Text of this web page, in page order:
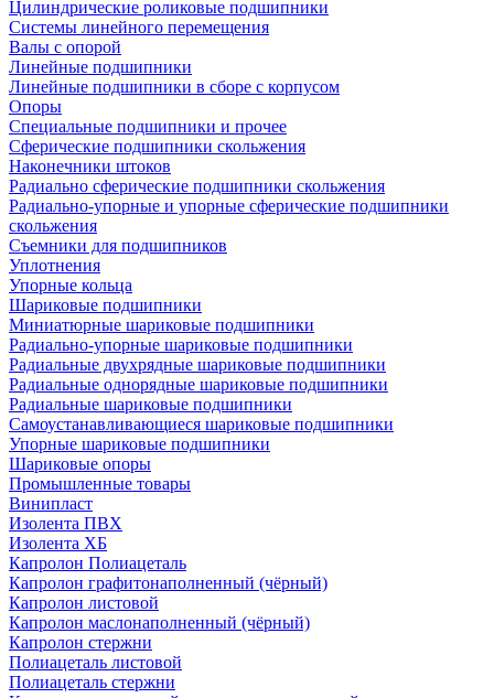
Цилиндрические роликовые подшипники
Системы линейного перемещения
Валы с опорой
Линейные подшипники
Линейные подшипники в сборе с корпусом
Опоры
Специальные подшипники и прочее
Сферические подшипники скольжения
Наконечники штоков
Радиально сферические подшипники скольжения
Радиально-упорные и упорные сферические подшипники
скольжения
Съемники для подшипников
Уплотнения
Упорные кольца
Шариковые подшипники
Миниатюрные шариковые подшипники
Радиально-упорные шариковые подшипники
Радиальные двухрядные шариковые подшипники
Радиальные однорядные шариковые подшипники
Радиальные шариковые подшипники
Самоустанавливающиеся шариковые подшипники
Упорные шариковые подшипники
Шариковые опоры
Промышленные товары
Винипласт
Изолента ПВХ
Изолента ХБ
Капролон Полиацеталь
Капролон графитонаполненный (чёрный)
Капролон листовой
Капролон маслонаполненный (чёрный)
Капролон стержни
Полиацеталь листовой
Полиацеталь стержни